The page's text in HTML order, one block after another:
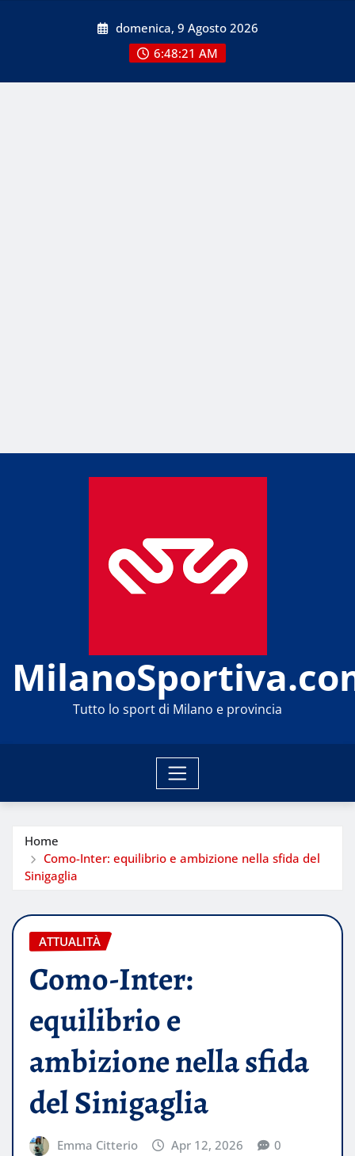
domenica, 9 Agosto 2026
6:48:23 AM
Tutto lo sport di Milano e provincia
Home
Como-Inter: equilibrio e ambizione nella sfida del
Sinigaglia
ATTUALITÀ
Como-Inter:
equilibrio e
ambizione nella sfida
del Sinigaglia
Emma Citterio Apr 12, 2026 0